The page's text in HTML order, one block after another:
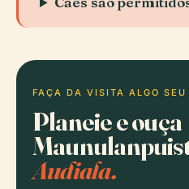
FAÇA DA VISITA ALGO SEU
Planeie e ouça
Audiala.